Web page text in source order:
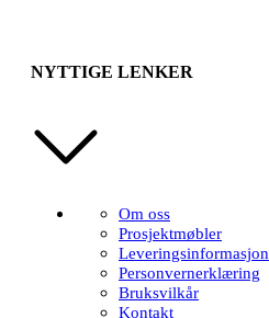
NYTTIGE LENKER
Om oss
Prosjektmøbler
Leveringsinformasjon
Personvernerklæring
Bruksvilkår
Kontakt